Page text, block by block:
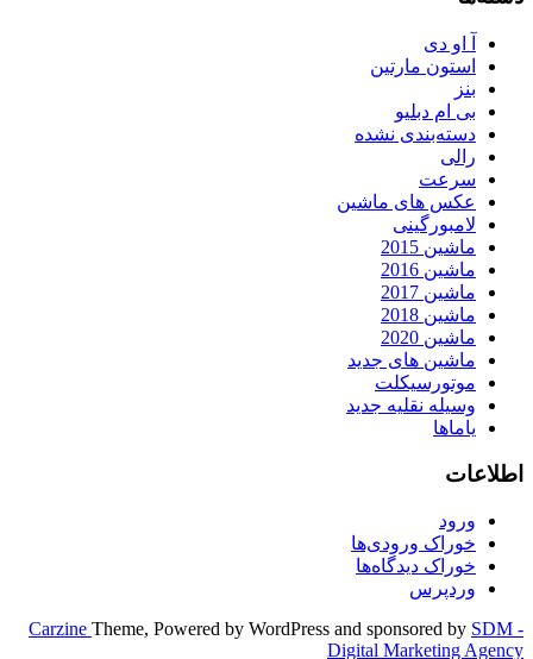
آ او دی
استون مارتین
بنز
بی ام دبلیو
دسته‌بندی نشده
رالی
سرعت
عکس های ماشین
لامبورگینی
ماشین 2015
ماشین 2016
ماشین 2017
ماشین 2018
ماشین 2020
ماشین های جدید
موتورسیکلت
وسیله نقلیه جدید
یاماها
اطلاعات
ورود
خوراک ورودی‌ها
خوراک دیدگاه‌ها
وردپرس
Carzine Theme, Powered by WordPress and sponsored by SDM -
Digital Marketing Agency